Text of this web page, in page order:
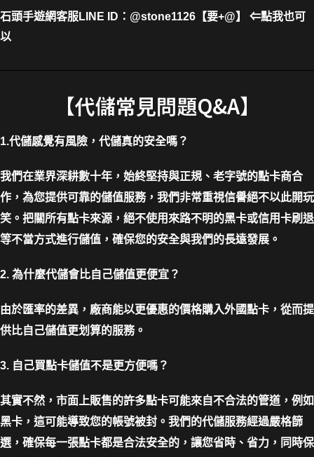
石頭手遊網客服LINE ID ： @stone1126【要+@】 ⇐點我也可
以
【代儲常見問題Q&A】
1.代儲感覺有風險，代儲真的安全嗎？
我們在業界深耕數十年，始終堅持與正規、老字號的點卡商合
作，為您提供可靠的儲值服務，我們非常重視信譽絕不以此開玩
笑。把關所有點卡來源，絕不使用來路不明的黑卡或信用卡刷退
等不當方式進行儲值，確保您的安全與我們的長遠發展。
2. 為什麼代儲會比自己儲值更便宜？
由於匯率的差異，廠商能以更優惠的價格購入外國點卡，從而提
供比自己儲值更划算的服務。
3. 自己買點卡儲值不是更方便嗎？
其實不然，市面上販售的許多點卡可能來自不合法的管道，例如
黑卡，這可能導致您的帳號被封。我們的代儲服務經過嚴格篩
選，確保每一張點卡都是合法安全的，讓您省時、省力，同時保